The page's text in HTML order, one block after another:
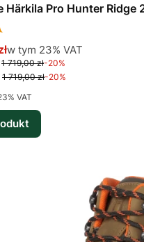
Härkila Pro Hunter Ridge
brutto
w tym %s VAT
w tym 23% VAT
1 719,00 zł-20%
1 719,00 zł-20%
VAT